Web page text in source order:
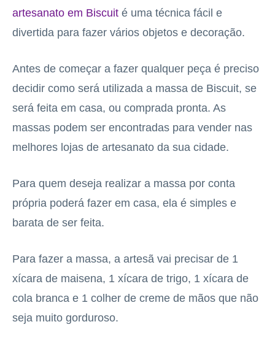
artesanato em Biscuit é uma técnica fácil e
divertida para fazer vários objetos e decoração.
Antes de começar a fazer qualquer peça é preciso
decidir como será utilizada a massa de Biscuit, se
será feita em casa, ou comprada pronta. As
massas podem ser encontradas para vender nas
melhores lojas de artesanato da sua cidade.
Para quem deseja realizar a massa por conta
própria poderá fazer em casa, ela é simples e
barata de ser feita.
Para fazer a massa, a artesã vai precisar de 1
xícara de maisena, 1 xícara de trigo, 1 xícara de
cola branca e 1 colher de creme de mãos que não
seja muito gorduroso.